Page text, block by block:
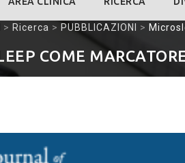
> Ricerca > PUBBLICAZIONI >
COME